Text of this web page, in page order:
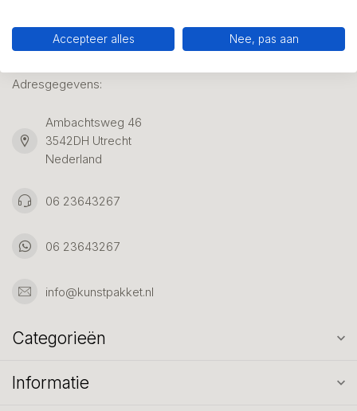
Adresgegevens:
Ambachtsweg 46
3542DH Utrecht
Nederland
06 23643267
06 23643267
info@kunstpakket.nl
Categorieën
Informatie
Accepteer alles Nee, pas aan